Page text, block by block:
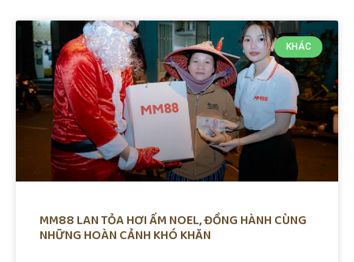
KHÁC
MM88 LAN TỎA HƠI ẤM NOEL, ĐỒNG HÀNH CÙNG
NHỮNG HOÀN CẢNH KHÓ KHĂN